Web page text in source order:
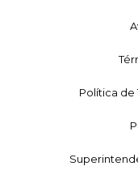
Política de